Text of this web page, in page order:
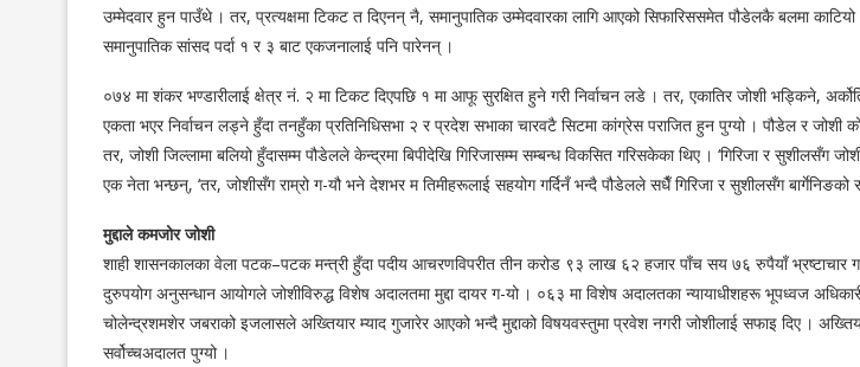
उम्मेदवार हुन पाउँथे । तर, प्रत्यक्षमा टिकट त दिएनन् नै, समानुपातिक उम्मेदवारका लागि आएको सिफारिससमेत पौडेलकै बलमा
समानुपातिक सांसद पर्दा १ र ३ बाट एकजनालाई पनि पारेनन् ।
०७४ मा शंकर भण्डारीलाई क्षेत्र नं. २ मा टिकट दिएपछि १ मा आफू सुरक्षित हुने गरी निर्वाचन लडे । तर, एकातिर जोशी भड्किने,
एकता भएर निर्वाचन लड्ने हुँदा तनहुँका प्रतिनिधिसभा २ र प्रदेश सभाका चारवटै सिटमा कांग्रेस पराजित हुन पुग्यो । पौडेल र जोशी
तर, जोशी जिल्लामा बलियो हुँदासम्म पौडेलले केन्द्रमा बिपीदेखि गिरिजासम्म सम्बन्ध विकसित गरिसकेका थिए । ‘गिरिजा र सुशीलसँग
एक नेता भन्छन्, ‘तर, जोशीसँग राम्रो ग-यौ भने देशभर म तिमीहरूलाई सहयोग गर्दिनँ भन्दै पौडेलले सधैँ गिरिजा र सुशीलसँग बार्गेनिङको
मुद्दाले कमजोर जोशी
शाही शासनकालका वेला पटक–पटक मन्त्री हुँदा पदीय आचरणविपरीत तीन करोड ९३ लाख ६२ हजार पाँच सय ७६ रुपैयाँ भ्रष्टाचार
दुरुपयोग अनुसन्धान आयोगले जोशीविरुद्ध विशेष अदालतमा मुद्दा दायर ग-यो । ०६३ मा विशेष अदालतका न्यायाधीशहरू भूपध्वज
चोलेन्द्रशमशेर जबराको इजलासले अख्तियार म्याद गुजारेर आएको भन्दै मुद्दाको विषयवस्तुमा प्रवेश नगरी जोशीलाई सफाइ दिए ।
सर्वोच्चअदालत पुग्यो ।